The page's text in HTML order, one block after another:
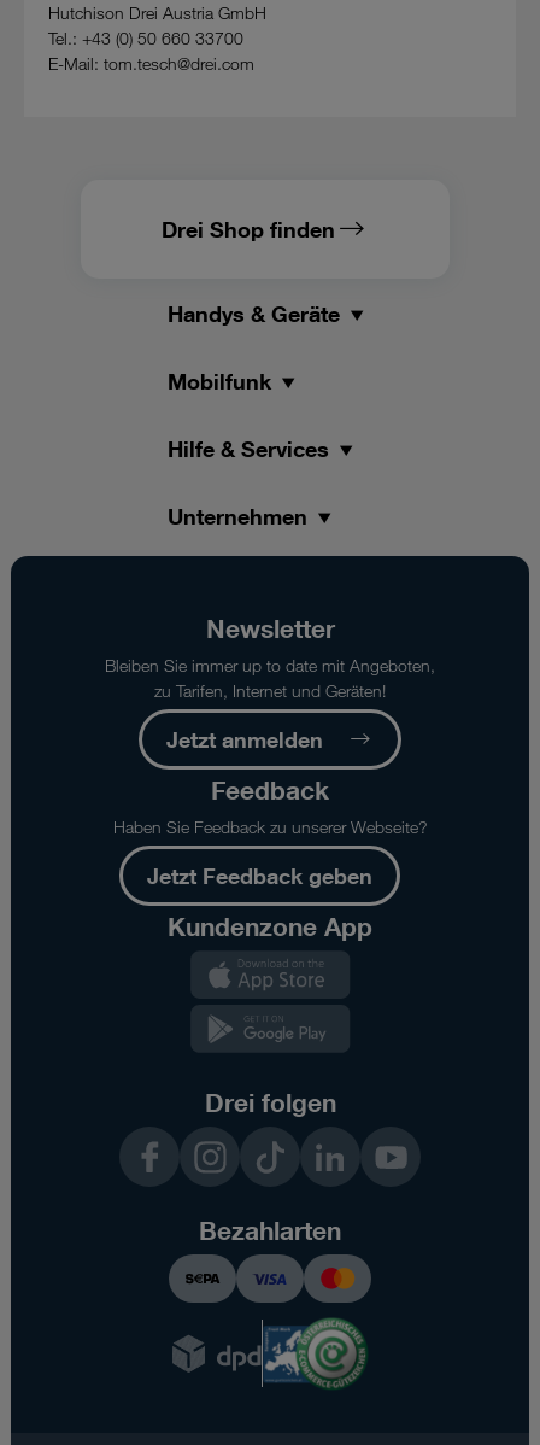
Hutchison Drei Austria GmbH
Tel.: +43 (0) 50 660 33700
E-Mail: tom.tesch@drei.com
Drei Shop finden
Handys & Geräte
Mobilfunk
Hilfe & Services
Unternehmen
Newsletter
Bleiben Sie immer up to date mit Angeboten,
zu Tarifen, Internet und Geräten!
Jetzt anmelden
Feedback
Haben Sie Feedback zu unserer Webseite?
Jetzt Feedback geben
Kundenzone App
Drei folgen
InstagramTikTok LinkedIn YouTube
Bezahlarten